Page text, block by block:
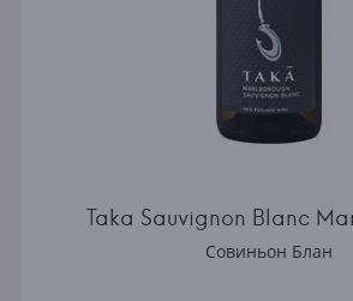
Taka Sauvignon Blanc
Совиньон Блан